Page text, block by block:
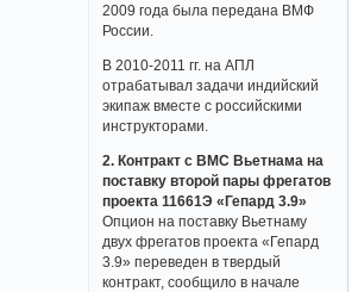
2009 года была передана ВМФ
России.
В 2010-2011 гг. на АПЛ
отрабатывал задачи индийский
экипаж вместе с российскими
инструкторами.
2. Контракт с ВМС Вьетнама на
поставку второй пары фрегатов
проекта 11661Э «Гепард 3.9»
Опцион на поставку Вьетнаму
двух фрегатов проекта «Гепард
3.9» переведен в твердый
контракт, сообщило в начале